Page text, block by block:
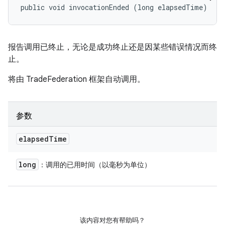
public void invocationEnded (long elapsedTime)
报告调用已终止，无论是成功终止还是因某些错误情况而终
止。
将由 TradeFederation 框架自动调用。
参数
elapsedTime
long ：调用的已用时间（以毫秒为单位）
该内容对您有帮助吗？